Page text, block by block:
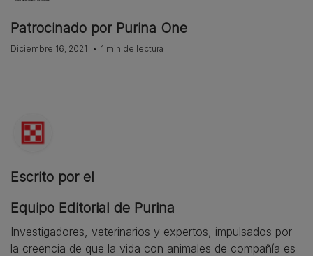
Patrocinado por Purina One
Diciembre 16, 2021 1 min de lectura
Escrito por el
Equipo Editorial de Purina
Investigadores, veterinarios y expertos, impulsados por
la creencia de que la vida con animales de compañía es